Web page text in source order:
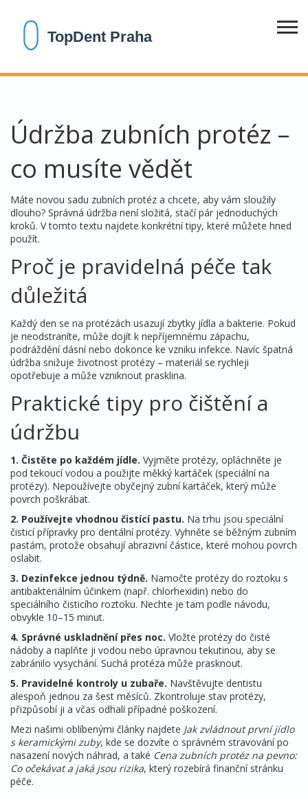
Údržba zubních protéz –
co musíte vědět
Máte novou sadu zubních protéz a chcete, aby vám sloužily
dlouho? Správná údržba není složitá, stačí pár jednoduchých
kroků. V tomto textu najdete konkrétní tipy, které můžete hned
použít.
Proč je pravidelná péče tak
důležitá
Každý den se na protézách usazují zbytky jídla a bakterie. Pokud
je neodstraníte, může dojít k nepříjemnému zápachu,
podráždění dásní nebo dokonce ke vzniku infekce. Navíc špatná
údržba snižuje životnost protézy – materiál se rychleji
opotřebuje a může vzniknout prasklina.
Praktické tipy pro čištění a
údržbu
1. Čistěte po každém jídle. Vyjměte protézy, opláchněte je
pod tekoucí vodou a použijte měkký kartáček (speciální na
protézy). Nepoužívejte obyčejný zubní kartáček, který může
povrch poškrábat.
2. Používejte vhodnou čistící pastu. Na trhu jsou speciální
čisticí přípravky pro dentální protézy. Vyhněte se běžným zubním
pastám, protože obsahují abrazivní částice, které mohou povrch
oslabit.
3. Dezinfekce jednou týdně. Namočte protézy do roztoku s
antibakteriálním účinkem (např. chlorhexidin) nebo do
speciálního čisticího roztoku. Nechte je tam podle návodu,
obvykle 10–15 minut.
4. Správné uskladnění přes noc. Vložte protézy do čisté
nádoby a naplňte ji vodou nebo úpravnou tekutinou, aby se
zabránilo vysychání. Suchá protéza může prasknout.
5. Pravidelné kontroly u zubaře. Navštěvujte dentistu
alespoň jednou za šest měsíců. Zkontroluje stav protézy,
přizpůsobí ji a včas odhalí případné poškození.
Mezi našimi oblíbenými články najdete Jak zvládnout první jídlo
s keramickými zuby, kde se dozvíte o správném stravování po
nasazení nových náhrad, a také Cena zubních protéz na pevno:
Co očekávat a jaká jsou rizika, který rozebírá finanční stránku
péče.